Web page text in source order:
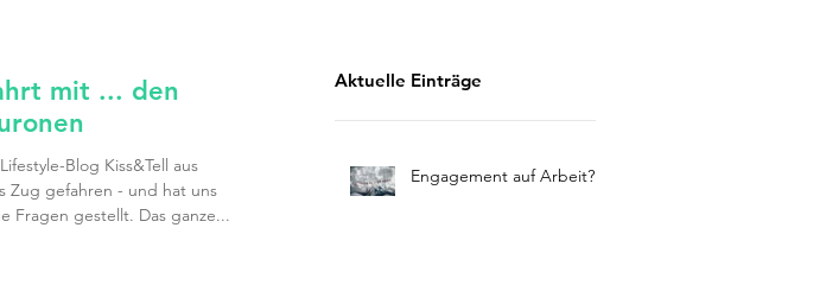
mit ... den
Blog Kiss&Tell aus
Zug gefahren - und hat uns
Fragen gestellt. Das ganze...
Aktuelle Einträge
Engagement auf Arbeit?